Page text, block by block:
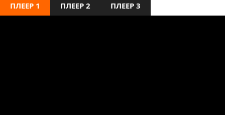
ПЛЕЕР 1 ПЛЕЕР 2 ПЛЕЕР 3